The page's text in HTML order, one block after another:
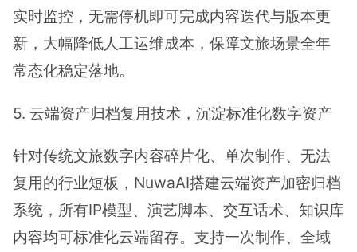
实时监控，无需停机即可完成内容迭代与版本更
新，大幅降低人工运维成本，保障文旅场景全年
常态化稳定落地。
5. 云端资产归档复用技术，沉淀标准化数字资产
针对传统文旅数字内容碎片化、单次制作、无法
复用的行业短板，NuwaAI搭建云端资产加密归档
系统，所有IP模型、演艺脚本、交互话术、知识库
内容均可标准化云端留存。支持一次制作、全域